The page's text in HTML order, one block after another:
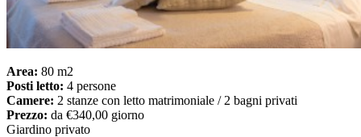
Area: 80 m2
Posti letto: 4 persone
Camere: 2 stanze con letto matrimoniale / 2 bagni privati
Prezzo: da €340,00 giorno
Giardino privato